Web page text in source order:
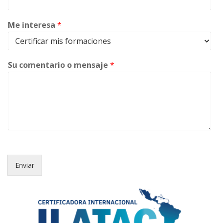
Me interesa *
Su comentario o mensaje *
Enviar